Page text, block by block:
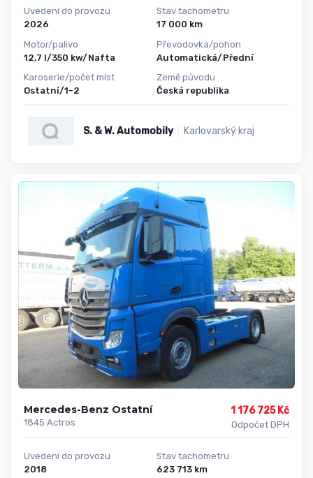
Uvedení do provozu
2026
Motor/palivo
12,7 l/350 kw/Nafta
Karoserie/počet míst
Ostatní/1-2
Stav tachometru
17 000 km
Převodovka/pohon
Automatická/Přední
Země původu
Česká republika
S. & W. Automobily Karlovarský kraj
Mercedes-Benz Ostatní
1845 Actros
1 176 725 Kč
Odpočet DPH
Uvedení do provozu
2018
Stav tachometru
623 713 km